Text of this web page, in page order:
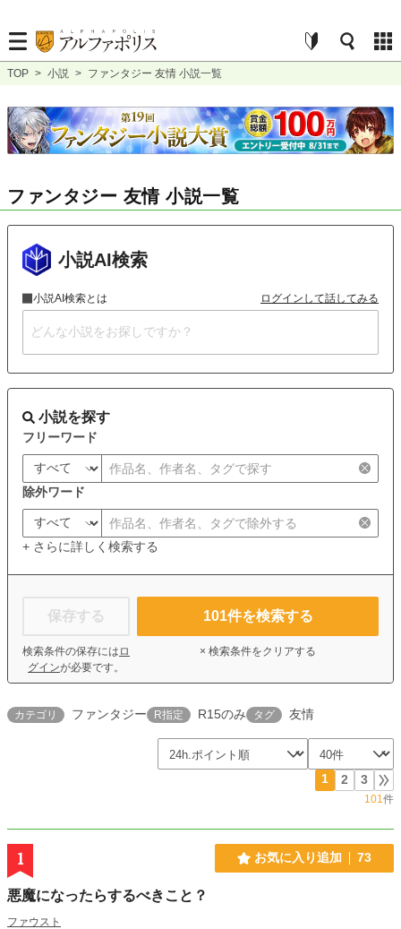
TOP > 小説 > ファンタジー 友情 小説一覧
ファンタジー 友情 小説一覧
小説AI検索
小説AI検索とは ログインして話してみる
小説を探す
フリーワード
除外ワード
+ さらに詳しく検索する
保存する
検索条件の保存には ロ
グインが必要です。
101件を検索する
× 検索条件をクリアする
カテゴリ ファンタジー R指定 R15のみ タグ 友情
1 2 3
101件
1 お気に入り追加 73
悪魔になったらするべきこと？
ファウスト